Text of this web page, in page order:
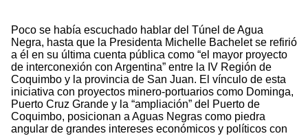
Poco se había escuchado hablar del Túnel de Agua
Negra, hasta que la Presidenta Michelle Bachelet se refirió
a él en su última cuenta pública como “el mayor proyecto
de interconexión con Argentina” entre la IV Región de
Coquimbo y la provincia de San Juan. El vínculo de esta
iniciativa con proyectos minero-portuarios como Dominga,
Puerto Cruz Grande y la “ampliación” del Puerto de
Coquimbo, posicionan a Aguas Negras como piedra
angular de grandes intereses económicos y políticos con